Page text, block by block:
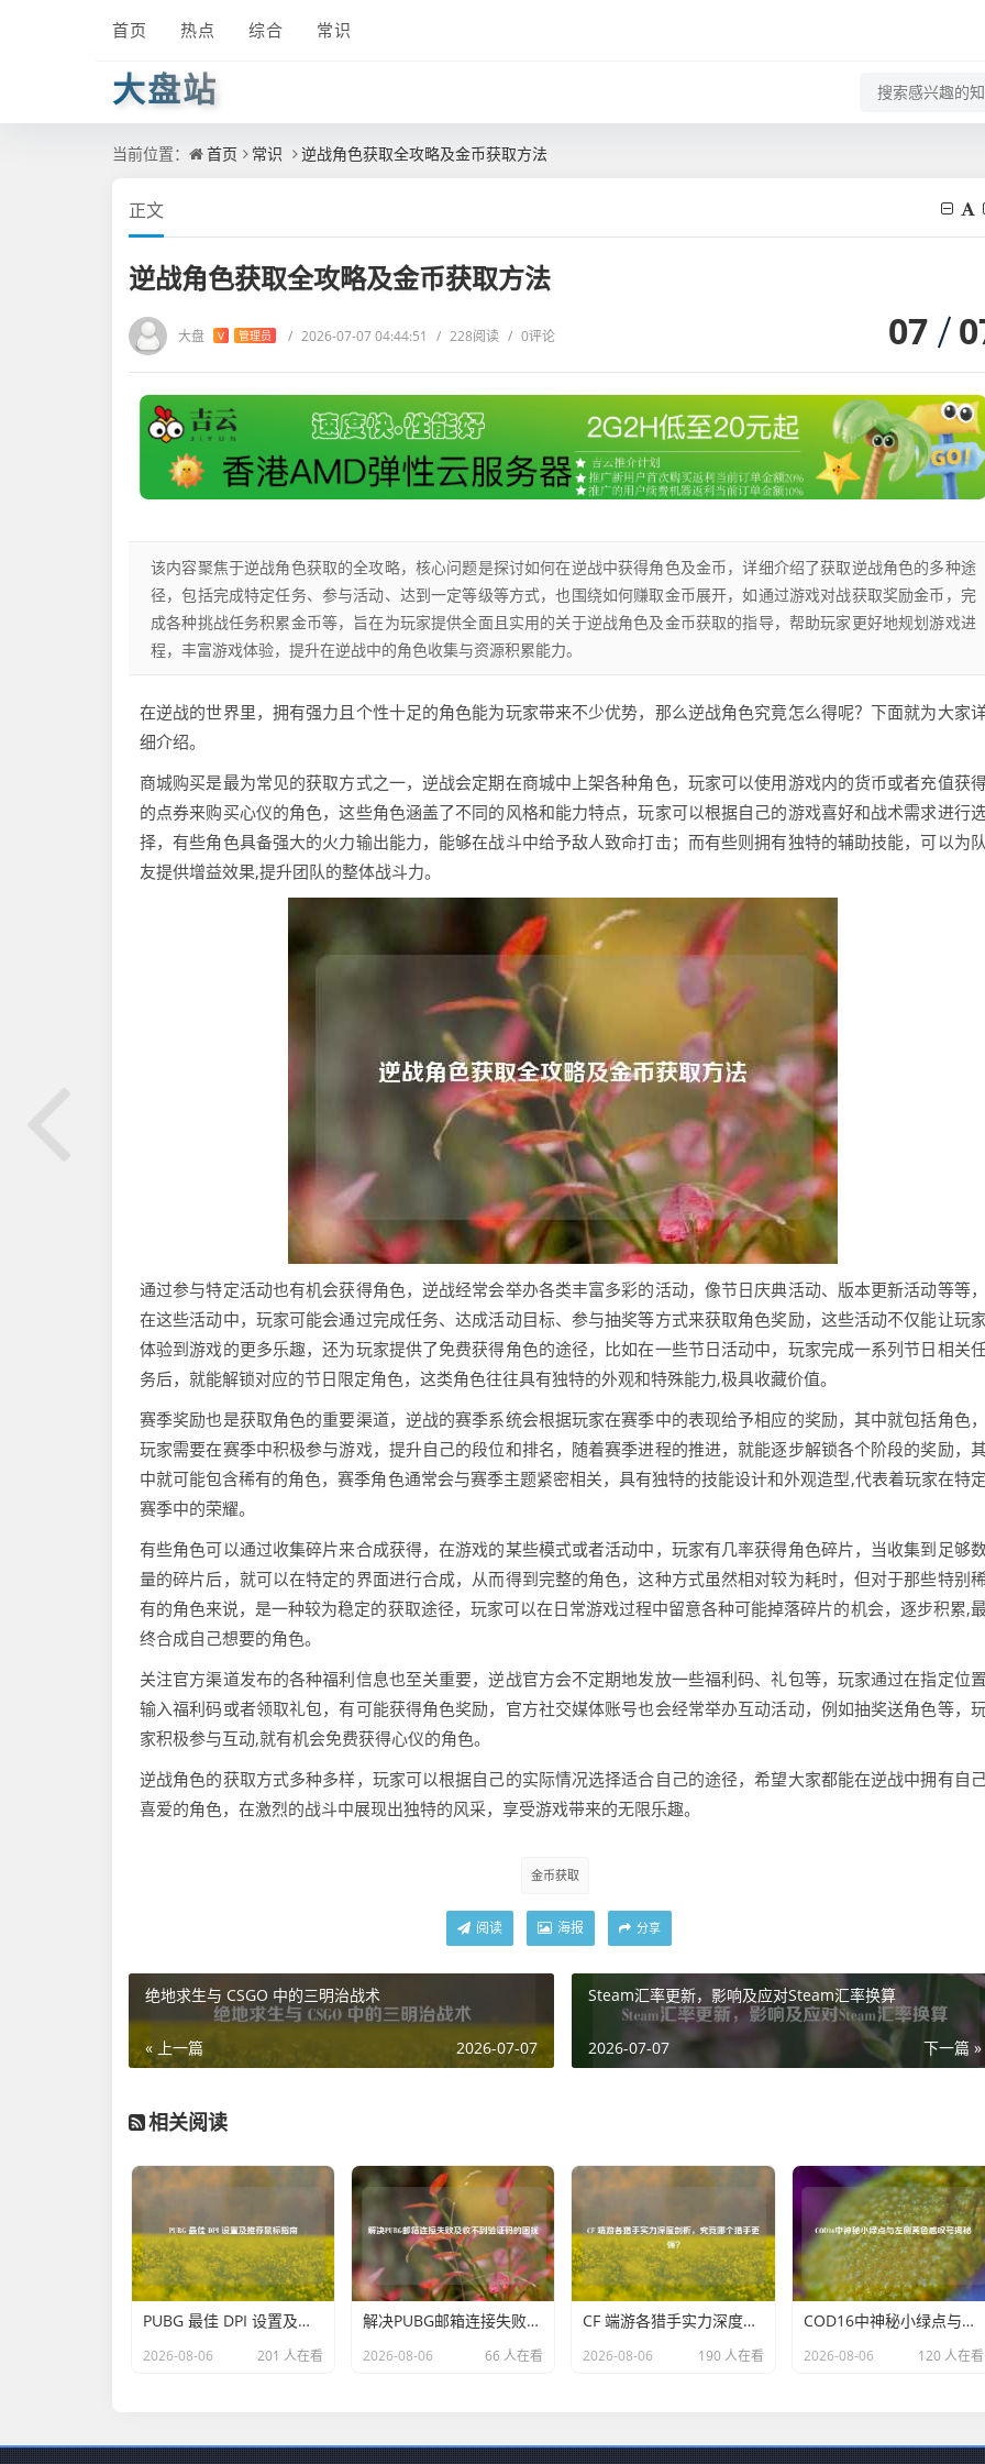
首页 热点 综合 常识
大盘站
当前位置： 首页 常识 逆战角色获取全攻略及金币获取方法
正文
逆战角色获取全攻略及金币获取方法
大盘 V 管理员 / 2026-07-07 04:44:51 / 228阅读 / 0评论 07
该内容聚焦于逆战角色获取的全攻略，核心问题是探讨如何在逆战中获得角色及金币，详细介绍了获取逆战角色的多种途
径，包括完成特定任务、参与活动、达到一定等级等方式，也围绕如何赚取金币展开，如通过游戏对战获取奖励金币，完
成各种挑战任务积累金币等，旨在为玩家提供全面且实用的关于逆战角色及金币获取的指导，帮助玩家更好地规划游戏进
程，丰富游戏体验，提升在逆战中的角色收集与资源积累能力。
在逆战的世界里，拥有强力且个性十足的角色能为玩家带来不少优势，那么逆战角色究竟怎么得呢？下面就为大家
细介绍。
商城购买是最为常见的获取方式之一，逆战会定期在商城中上架各种角色，玩家可以使用游戏内的货币或者充值获
的点券来购买心仪的角色，这些角色涵盖了不同的风格和能力特点，玩家可以根据自己的游戏喜好和战术需求进行
择，有些角色具备强大的火力输出能力，能够在战斗中给予敌人致命打击；而有些则拥有独特的辅助技能，可以为队
友提供增益效果,提升团队的整体战斗力。
通过参与特定活动也有机会获得角色，逆战经常会举办各类丰富多彩的活动，像节日庆典活动、版本更新活动等等，
在这些活动中，玩家可能会通过完成任务、达成活动目标、参与抽奖等方式来获取角色奖励，这些活动不仅能让玩家
体验到游戏的更多乐趣，还为玩家提供了免费获得角色的途径，比如在一些节日活动中，玩家完成一系列节日相关
务后，就能解锁对应的节日限定角色，这类角色往往具有独特的外观和特殊能力,极具收藏价值。
赛季奖励也是获取角色的重要渠道，逆战的赛季系统会根据玩家在赛季中的表现给予相应的奖励，其中就包括角色，
玩家需要在赛季中积极参与游戏，提升自己的段位和排名，随着赛季进程的推进，就能逐步解锁各个阶段的奖励，
中就可能包含稀有的角色，赛季角色通常会与赛季主题紧密相关，具有独特的技能设计和外观造型,代表着玩家在特定
赛季中的荣耀。
有些角色可以通过收集碎片来合成获得，在游戏的某些模式或者活动中，玩家有几率获得角色碎片，当收集到足够
量的碎片后，就可以在特定的界面进行合成，从而得到完整的角色，这种方式虽然相对较为耗时，但对于那些特别
有的角色来说，是一种较为稳定的获取途径，玩家可以在日常游戏过程中留意各种可能掉落碎片的机会，逐步积累,
终合成自己想要的角色。
关注官方渠道发布的各种福利信息也至关重要，逆战官方会不定期地发放一些福利码、礼包等，玩家通过在指定位置
输入福利码或者领取礼包，有可能获得角色奖励，官方社交媒体账号也会经常举办互动活动，例如抽奖送角色等，
家积极参与互动,就有机会免费获得心仪的角色。
逆战角色的获取方式多种多样，玩家可以根据自己的实际情况选择适合自己的途径，希望大家都能在逆战中拥有自
喜爱的角色，在激烈的战斗中展现出独特的风采，享受游戏带来的无限乐趣。
金币获取
阅读 海报 分享
绝地求生与 CSGO 中的三明治战术
« 上一篇 2026-07-07
Steam汇率更新，影响及应对Steam汇率换算
下一篇 »
2026-07-07
相关阅读
PUBG 最佳 DPI 设置及推荐鼠标指南
2026-08-06 201 人在看
解决PUBG邮箱连接失败及收不到验证码的困扰
2026-08-06 66 人在看
CF 端游各猎手实力深度剖析，究竟哪个猎手更强？
2026-08-06 190 人在看
COD16中神秘小绿点与左侧黄色感叹号揭秘
2026-08-06 120 人在看